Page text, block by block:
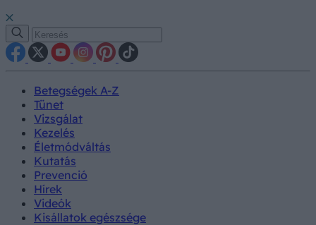
Betegségek A-Z
Tünet
Vizsgálat
Kezelés
Életmódváltás
Kutatás
Prevenció
Hírek
Videók
Kisállatok egészsége